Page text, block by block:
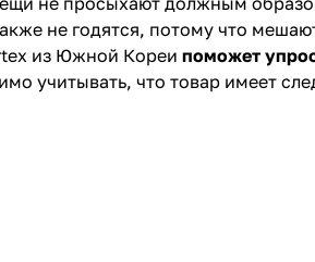
не годятся, потому что
из Южной Кореи поможет
учитывать, что товар имеет